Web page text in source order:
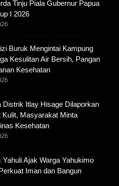
Tinju Piala Gubernur Papua
I 2026
Buruk Mengintai Kampung
Kesulitan Air Bersih, Pangan
Kesehatan
Distrik Itlay Hisage Dilaporkan
Kulit, Masyarakat Minta
Kesehatan
Yahuli Ajak Warga Yahukimo
Iman dan Bangun